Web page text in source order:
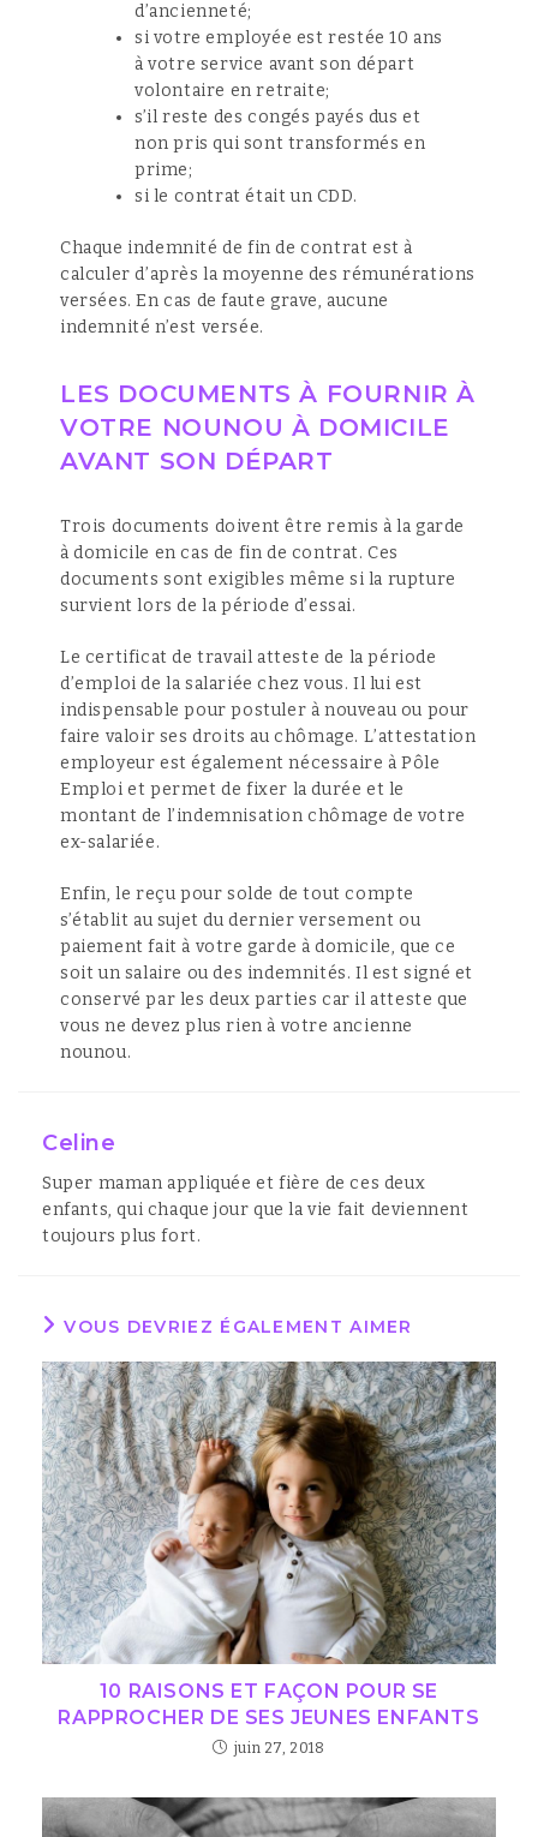
d’ancienneté;
si votre employée est restée 10 ans
à votre service avant son départ
volontaire en retraite;
s’il reste des congés payés dus et
non pris qui sont transformés en
prime;
si le contrat était un CDD.
Chaque indemnité de fin de contrat est à
calculer d’après la moyenne des rémunérations
versées. En cas de faute grave, aucune
indemnité n’est versée.
LES DOCUMENTS À FOURNIR À
VOTRE NOUNOU À DOMICILE
AVANT SON DÉPART
Trois documents doivent être remis à la garde
à domicile en cas de fin de contrat. Ces
documents sont exigibles même si la rupture
survient lors de la période d’essai.
Le certificat de travail atteste de la période
d’emploi de la salariée chez vous. Il lui est
indispensable pour postuler à nouveau ou pour
faire valoir ses droits au chômage. L’attestation
employeur est également nécessaire à Pôle
Emploi et permet de fixer la durée et le
montant de l’indemnisation chômage de votre
ex-salariée.
Enfin, le reçu pour solde de tout compte
s’établit au sujet du dernier versement ou
paiement fait à votre garde à domicile, que ce
soit un salaire ou des indemnités. Il est signé et
conservé par les deux parties car il atteste que
vous ne devez plus rien à votre ancienne
nounou.
Celine
Super maman appliquée et fière de ces deux
enfants, qui chaque jour que la vie fait deviennent
toujours plus fort.
VOUS DEVRIEZ ÉGALEMENT AIMER
10 RAISONS ET FAÇON POUR SE
RAPPROCHER DE SES JEUNES ENFANTS
juin 27, 2018